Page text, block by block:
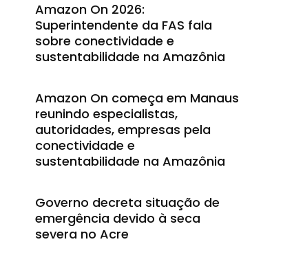
Amazon On 2026:
Superintendente da FAS fala
sobre conectividade e
sustentabilidade na Amazônia
Amazon On começa em Manaus
reunindo especialistas,
autoridades, empresas pela
conectividade e
sustentabilidade na Amazônia
Governo decreta situação de
emergência devido à seca
severa no Acre